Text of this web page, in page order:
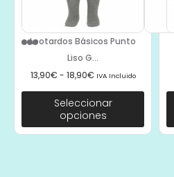
Leotardos Básicos Punto
Liso G...
13,90€ - 18,90€ IVA Incluido
Seleccionar
opciones